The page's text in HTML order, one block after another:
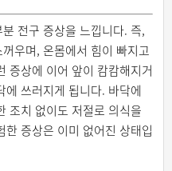
전구 증상을 느낍니다. 즉,
우며, 온몸에서 힘이 빠지고
증상에 이어 앞이 캄캄해지거
쓰러지게 됩니다. 바닥에
조치 없이도 저절로 의식을
증상은 이미 없어진 상태입